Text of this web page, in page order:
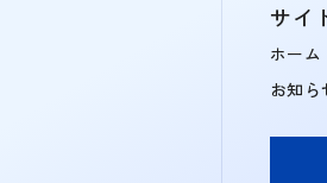
サイ
ホーム
お知ら